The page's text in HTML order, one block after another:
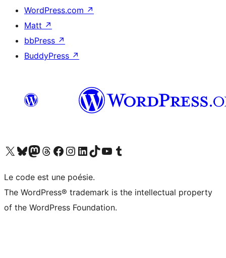
WordPress.com ↗
Matt ↗
bbPress ↗
BuddyPress ↗
Visit our X (formerly Twitter) account
Visitez notre compte Bluesky
Visit our Mastodon account
Visitez notre compte Threads
Visit our Facebook page
Visit our Instagram account
Visit our LinkedIn account
Visitez notre compte TikTok
Visit our YouTube channel
Visitez notre compte Tumblr
Le code est une poésie.
The WordPress® trademark is the intellectual property
of the WordPress Foundation.